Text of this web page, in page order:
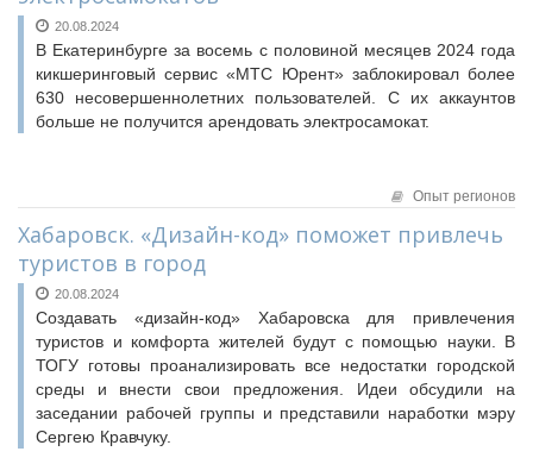
Конкурсы Совета
Семинары Совета
Издания Совета
Вопрос-ответ
НАСЕЛЕНИЕ И МСУ
ТОС
Лучшие практики ТОС
Семинары Совета
Издания Совета
Вопрос-ответ
ВАРМСУ
ЮРИДИЧЕСКИЙ СОВЕТ
20.08.2024
В Екатеринбурге за восемь с половиной месяцев 2024 года
кикшеринговый сервис «МТС Юрент» заблокировал более
630 несовершеннолетних пользователей. С их аккаунтов
больше не получится арендовать электросамокат.
Опыт регионов
Хабаровск. «Дизайн-код» поможет привлечь
туристов в город
20.08.2024
Создавать «дизайн-код» Хабаровска для привлечения
туристов и комфорта жителей будут с помощью науки. В
ТОГУ готовы проанализировать все недостатки городской
среды и внести свои предложения. Идеи обсудили на
заседании рабочей группы и представили наработки мэру
Сергею Кравчуку.